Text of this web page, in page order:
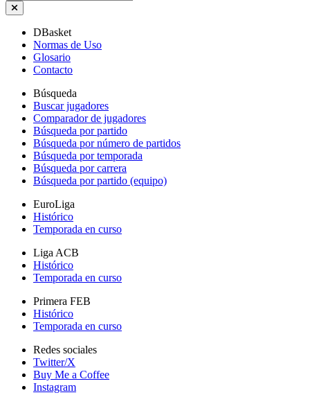
DBasket
Normas de Uso
Glosario
Contacto
Búsqueda
Buscar jugadores
Comparador de jugadores
Búsqueda por partido
Búsqueda por número de partidos
Búsqueda por temporada
Búsqueda por carrera
Búsqueda por partido (equipo)
EuroLiga
Histórico
Temporada en curso
Liga ACB
Histórico
Temporada en curso
Primera FEB
Histórico
Temporada en curso
Redes sociales
Twitter/X
Buy Me a Coffee
Instagram